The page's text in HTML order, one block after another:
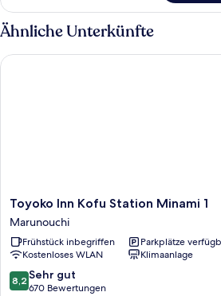
Zimmer
Ähnliche Unterkünfte
Toyoko
Inn
Kofu
Station
Minami
1
Marunouchi
Toyoko Inn Kofu Station Minami 1
Marunouchi
Frühstück inbegriffen
Parkplätze
Kostenloses WLAN
Klimaanlage
8.2
von
8,2 Sehr gut
670 Bewertungen
Toyoko Inn Kofu Station Minami 1